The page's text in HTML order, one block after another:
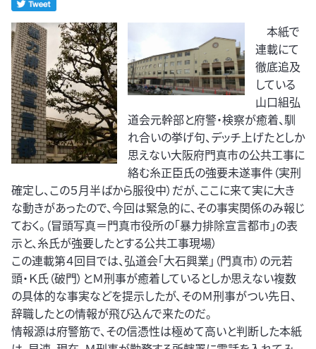
本紙で
連載にて
徹底追及
している
山口組弘
道会元幹部と府警・検察が癒着、馴
れ合いの挙げ句、デッチ上げたとしか
思えない大阪府門真市の公共工事に
絡む糸正臣氏の強要未遂事件（実刑
確定し、この５月半ばから服役中）だが、ここに来て実に大き
な動きがあったので、今回は緊急的に、その事実関係のみ報じ
ておく。（冒頭写真＝門真市役所の「暴力排除宣言都市」の表
示と、糸氏が強要したとする公共工事現場）
この連載第４回目では、弘道会「大石興業」（門真市）の元若
頭・Ｋ氏（破門）とＭ刑事が癒着しているとしか思えない複数
の具体的な事実などを提示したが、そのＭ刑事がつい先日、
辞職したとの情報が飛び込んで来たのだ。
情報源は府警筋で、その信憑性は極めて高いと判断した本紙